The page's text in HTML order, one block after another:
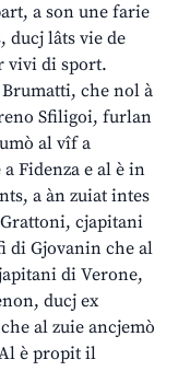
a son une farie
ducj lâts vie de
vivi di sport.
che nol à
Sfiligoi, furlan
al vîf a
Fidenza e al è in
a àn zuiat intes
cjapitani
di Gjovanin che al
di Verone,
ducj ex
al zuie ancjemò
è propit il